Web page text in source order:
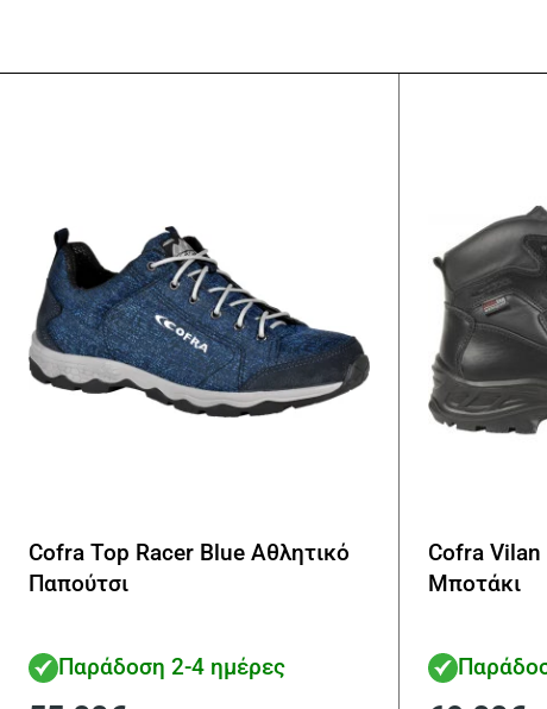
Cofra Top Racer Blue Αθλητικό
Παπούτσι
Παράδοση 2-4 ημέρες
Cofra Vilan
Μποτάκι